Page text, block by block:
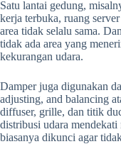
Satu lantai gedung,
kerja terbuka, ruang
area tidak selalu sama.
tidak ada area yang
kekurangan udara.
Damper juga digunakan
adjusting, and balancing
diffuser, grille, dan titik
distribusi udara
biasanya dikunci agar